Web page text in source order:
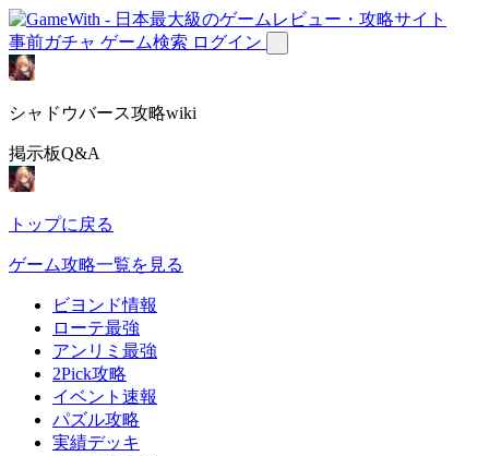
事前ガチャ ゲーム検索 ログイン
シャドウバース攻略wiki
掲示板Q&A
トップに戻る
ゲーム攻略一覧を見る
ビヨンド情報
ローテ最強
アンリミ最強
2Pick攻略
イベント速報
パズル攻略
実績デッキ